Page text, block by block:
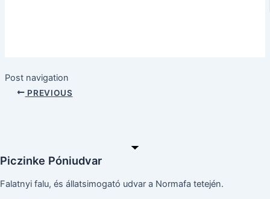
Post navigation
PREVIOUS
Piczinke Póniudvar
Falatnyi falu, és állatsimogató udvar a Normafa tetején.